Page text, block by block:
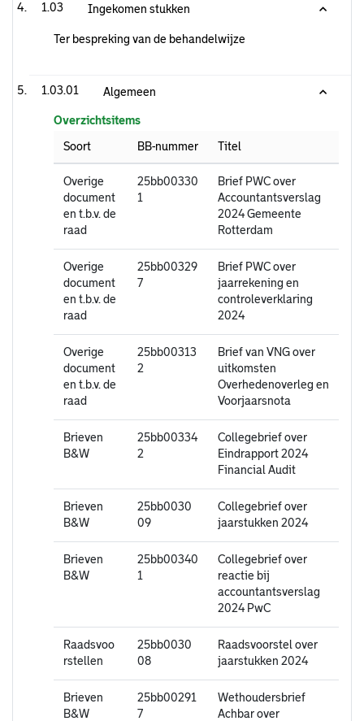
1.03 Ingekomen stukken
Ter bespreking van de behandelwijze
1.03.01 Algemeen
Overzichtsitems
Soort
BB-nummer Titel
Overige
document
en t.b.v. de
raad
25bb00330
1
Brief PWC over
Accountantsverslag
2024 Gemeente
Rotterdam
Overige
document
en t.b.v. de
raad
25bb00329
7
Brief PWC over
jaarrekening en
controleverklaring
2024
Overige
document
en t.b.v. de
raad
25bb00313
2
Brief van VNG over
uitkomsten
Overhedenoverleg en
Voorjaarsnota
Brieven
B&W
25bb00334
2
Collegebrief over
Eindrapport 2024
Financial Audit
Brieven
B&W
25bb0030
09
Collegebrief over
jaarstukken 2024
Brieven
B&W
25bb00340
1
Collegebrief over
reactie bij
accountantsverslag
2024 PwC
Raadsvoo
rstellen
25bb0030
08
Raadsvoorstel over
jaarstukken 2024
Brieven
B&W
25bb00291
7
Wethoudersbrief
Achbar over